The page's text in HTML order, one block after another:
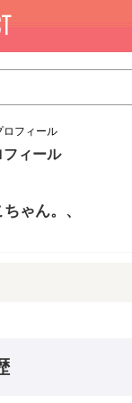
ロフィール
フィール
ゃん。、